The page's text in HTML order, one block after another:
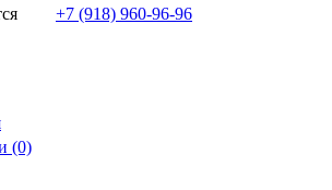
+7 (918) 960-96-96
(0)